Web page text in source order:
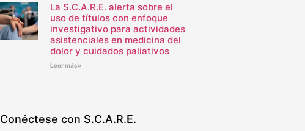
La S.C.A.R.E. alerta sobre el
uso de títulos con enfoque
investigativo para actividades
asistenciales en medicina del
dolor y cuidados paliativos
Leer más»
Conéctese con S.C.A.R.E.